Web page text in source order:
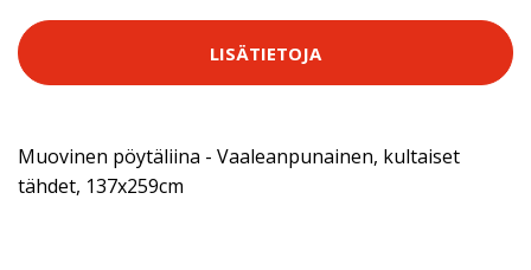
LISÄTIETOJA
Muovinen pöytäliina - Vaaleanpunainen, kultaiset
tähdet, 137x259cm